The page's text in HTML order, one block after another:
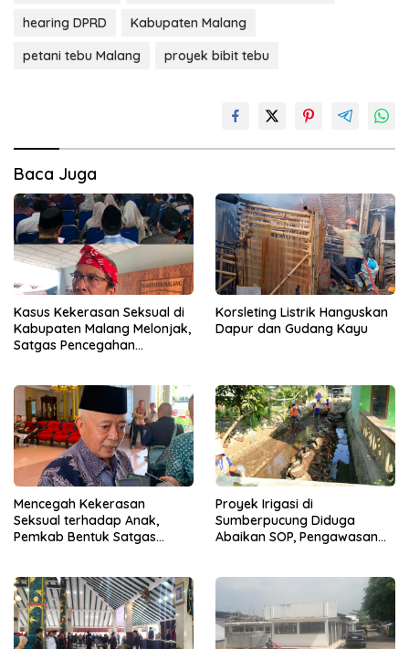
hearing DPRD
Kabupaten Malang
petani tebu Malang
proyek bibit tebu
Baca Juga
Kasus Kekerasan Seksual di
Kabupaten Malang Melonjak,
Satgas Pencegahan
Korsleting Listrik Hanguskan
Dapur dan Gudang Kayu
Mencegah Kekerasan
Seksual terhadap Anak,
Pemkab Bentuk Satgas
Proyek Irigasi di
Sumberpucung Diduga
Abaikan SOP, Pengawasan